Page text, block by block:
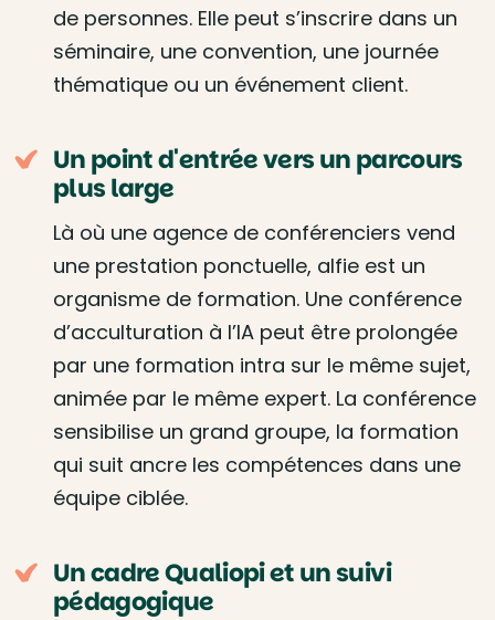
de personnes. Elle peut s’inscrire dans un
séminaire, une convention, une journée
thématique ou un événement client.
Un point d'entrée vers un parcours
plus large
Là où une agence de conférenciers vend
une prestation ponctuelle, alfie est un
organisme de formation. Une conférence
d’acculturation à l’IA peut être prolongée
par une formation intra sur le même sujet,
animée par le même expert. La conférence
sensibilise un grand groupe, la formation
qui suit ancre les compétences dans une
équipe ciblée.
Un cadre Qualiopi et un suivi
pédagogique